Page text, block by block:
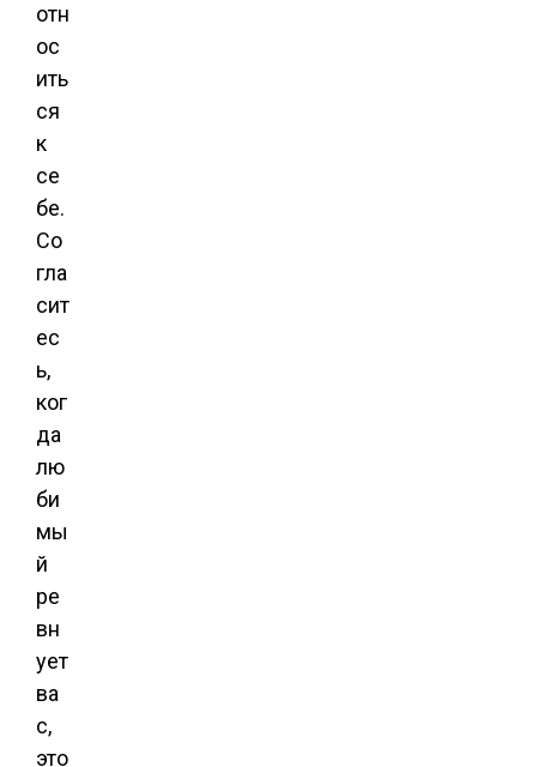
отн
ос
ить
ся
к
се
бе.
Со
гла
сит
ес
ь,
ког
да
лю
би
мы
й
ре
вн
ует
ва
с,
это